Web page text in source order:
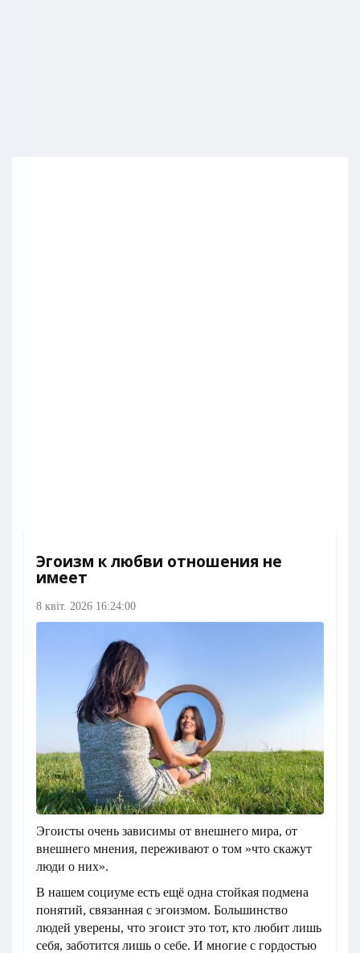
Эгоизм к любви отношения не
имеет
8 квіт. 2026 16:24:00
Эгоисты очень зависимы от внешнего мира, от
внешнего мнения, переживают о том »что скажут
люди о них».
В нашем социуме есть ещё одна стойкая подмена
понятий, связанная с эгоизмом. Большинство
людей уверены, что эгоист это тот, кто любит лишь
себя, заботится лишь о себе. И многие с гордостью